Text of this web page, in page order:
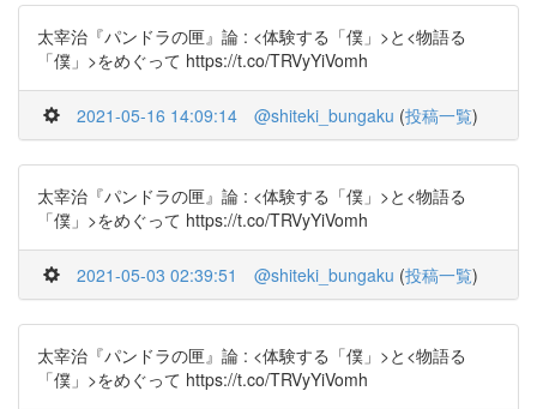
太宰治『パンドラの匣』論 : <体験する「僕」>と<物語る
「僕」>をめぐって https://t.co/TRVyYiVomh
2021-05-16 14:09:14 @shiteki_bungaku (投稿一覧)
太宰治『パンドラの匣』論 : <体験する「僕」>と<物語る
「僕」>をめぐって https://t.co/TRVyYiVomh
2021-05-03 02:39:51 @shiteki_bungaku (投稿一覧)
太宰治『パンドラの匣』論 : <体験する「僕」>と<物語る
「僕」>をめぐって https://t.co/TRVyYiVomh